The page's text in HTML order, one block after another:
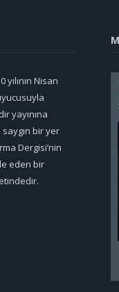
Nisan
yayınına
bir yer
Dergisi’nin
eden bir